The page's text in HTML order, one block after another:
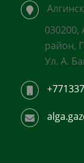
030200,
район,
Ул. А.